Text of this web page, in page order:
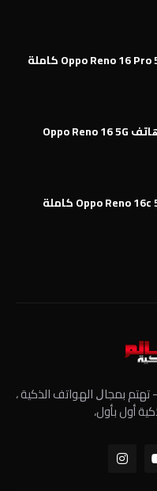
مواصفات وميزات هاتف Oppo Reno 16 5G
عالم الهواتف الذكية World of Mobile - ﺗﻬﺘﻢ ﺑﻤﺠﺎﻝ الهواتف الذكية ،
أول بأول،